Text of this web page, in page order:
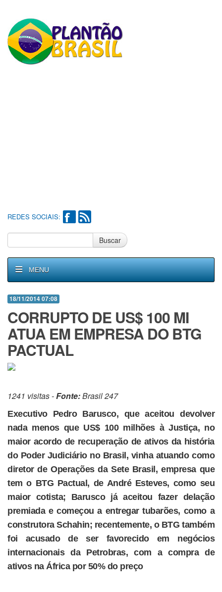
REDES SOCIAIS:
Buscar
MENU
18/11/2014 07:08
CORRUPTO DE US$ 100 MI
ATUA EM EMPRESA DO BTG
PACTUAL
1241 visitas -Fonte:Brasil 247
Executivo Pedro Barusco, que aceitou devolver
nada menos que US$ 100 milhões à Justiça, no
maior acordo de recuperação de ativos da história
do Poder Judiciário no Brasil, vinha atuando como
diretor de Operações da Sete Brasil, empresa que
tem o BTG Pactual, de André Esteves, como seu
maior cotista; Barusco já aceitou fazer delação
premiada e começou a entregar tubarões, como a
construtora Schahin; recentemente, o BTG também
foi acusado de ser favorecido em negócios
internacionais da Petrobras, com a compra de
ativos na África por 50% do preço